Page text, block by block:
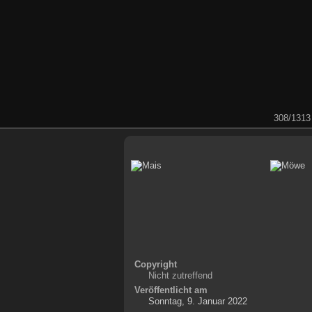
308/1313
Copyright
Nicht zutreffend
Veröffentlicht am
Sonntag, 9. Januar 2022